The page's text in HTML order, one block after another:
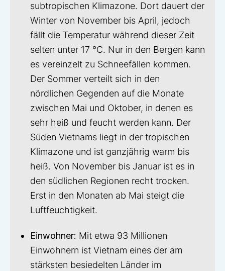
subtropischen Klimazone. Dort dauert der
Winter von November bis April, jedoch
fällt die Temperatur während dieser Zeit
selten unter 17 °C. Nur in den Bergen kann
es vereinzelt zu Schneefällen kommen.
Der Sommer verteilt sich in den
nördlichen Gegenden auf die Monate
zwischen Mai und Oktober, in denen es
sehr heiß und feucht werden kann. Der
Süden Vietnams liegt in der tropischen
Klimazone und ist ganzjährig warm bis
heiß. Von November bis Januar ist es in
den südlichen Regionen recht trocken.
Erst in den Monaten ab Mai steigt die
Luftfeuchtigkeit.
Einwohner: Mit etwa 93 Millionen
Einwohnern ist Vietnam eines der am
stärksten besiedelten Länder im